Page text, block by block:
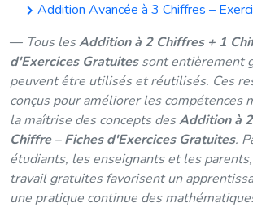
Addition Avancée à 3 Chiffres –
Tous lesAddition à 2 Chiffres + 1
d'Exercices Gratuitessont entièrement
peuvent être utilisés et réutilisés. Ces
conçus pour améliorer les compétences
la maîtrise des concepts desAddition à
Chiffre – Fiches d'Exercices Gratuites.
étudiants, les enseignants et les
travail gratuites favorisent un
une pratique continue des